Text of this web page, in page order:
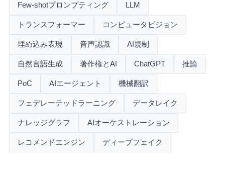
Few-shotプロンプティング LLM
トランスフォーマー コンピュータビジョン
埋め込み表現 音声認識 AI規制
自然言語生成 著作権とAI ChatGPT 推論
PoC AIエージェント 機械翻訳
フェデレーテッドラーニング データレイク
ナレッジグラフ AIオーケストレーション
レコメンドエンジン ディープフェイク